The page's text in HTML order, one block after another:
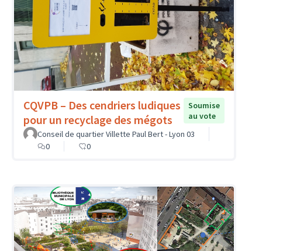
CQVPB – Des cendriers ludiques
pour un recyclage des mégots
Soumise
au vote
Conseil de quartier Villette Paul Bert - Lyon 03
0
0